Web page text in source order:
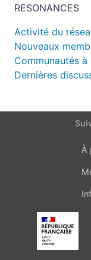
RESONANCES
Activité du
Nouveaux
Communautés à
Dernières
À